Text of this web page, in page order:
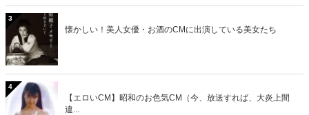
3
懐かしい！美人女優・お酒のCMに出演している美女たち
4
【エロいCM】昭和のお色気CM（今、放送すれば、大炎上間
違...